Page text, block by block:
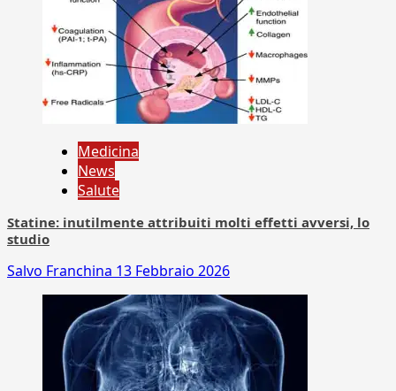
Medicina
News
Salute
Statine: inutilmente attribuiti molti effetti avversi, lo
studio
Salvo Franchina 13 Febbraio 2026